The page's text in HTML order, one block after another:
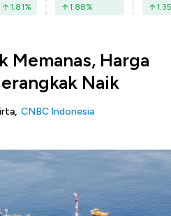
1.81% 1.88% 1.35
Memanas, Harga
Naik
CNBC Indonesia